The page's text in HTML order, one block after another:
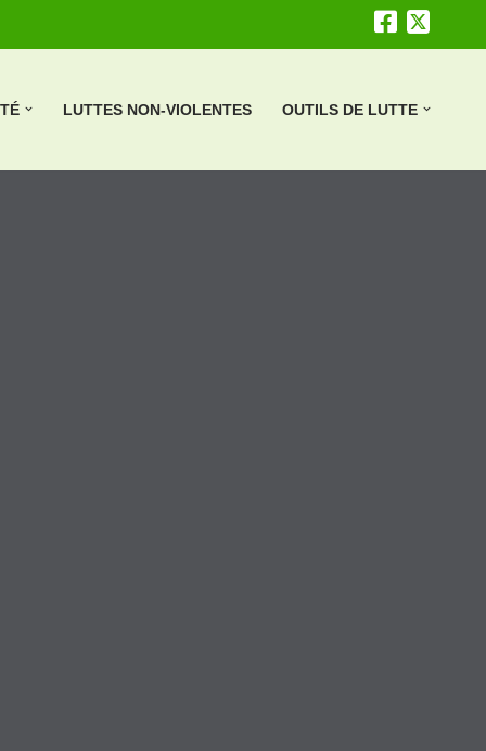
LUTTES NON-VIOLENTES OUTILS DE LUTTE